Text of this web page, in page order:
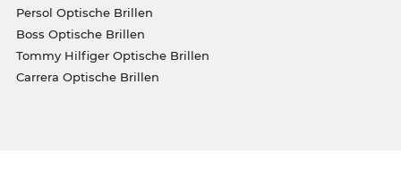
Persol Optische Brillen
Boss Optische Brillen
Tommy Hilfiger Optische Brillen
Carrera Optische Brillen